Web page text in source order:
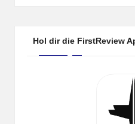
Hol dir die FirstReview